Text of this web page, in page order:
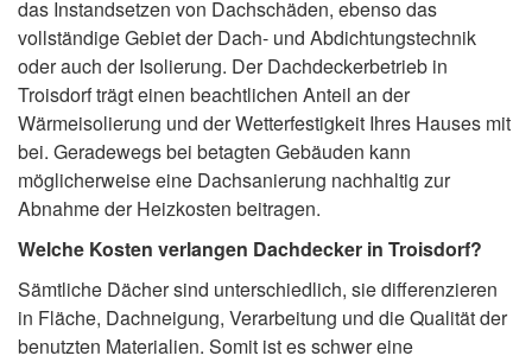
das Instandsetzen von Dachschäden, ebenso das
vollständige Gebiet der Dach- und Abdichtungstechnik
oder auch der Isolierung. Der Dachdeckerbetrieb in
Troisdorf trägt einen beachtlichen Anteil an der
Wärmeisolierung und der Wetterfestigkeit Ihres Hauses mit
bei. Geradewegs bei betagten Gebäuden kann
möglicherweise eine Dachsanierung nachhaltig zur
Abnahme der Heizkosten beitragen.
Welche Kosten verlangen Dachdecker in Troisdorf?
Sämtliche Dächer sind unterschiedlich, sie differenzieren
in Fläche, Dachneigung, Verarbeitung und die Qualität der
benutzten Materialien. Somit ist es schwer eine